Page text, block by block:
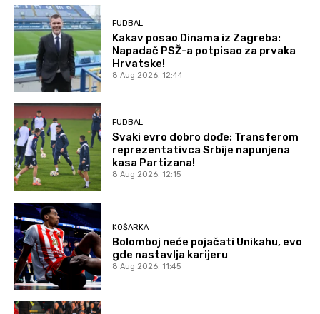
FUDBAL
Kakav posao Dinama iz Zagreba:
Napadač PSŽ-a potpisao za prvaka
Hrvatske!
8 Aug 2026. 12:44
FUDBAL
Svaki evro dobro dođe: Transferom
reprezentativca Srbije napunjena
kasa Partizana!
8 Aug 2026. 12:15
KOŠARKA
Bolomboj neće pojačati Unikahu, evo
gde nastavlja karijeru
8 Aug 2026. 11:45